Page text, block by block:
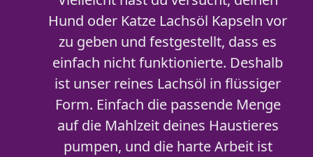
Hund oder Katze Lachsöl Kapseln vor
zu geben und festgestellt, dass es
einfach nicht funktionierte. Deshalb
ist unser reines Lachsöl in flüssiger
Form. Einfach die passende Menge
auf die Mahlzeit deines Haustieres
pumpen, und die harte Arbeit ist